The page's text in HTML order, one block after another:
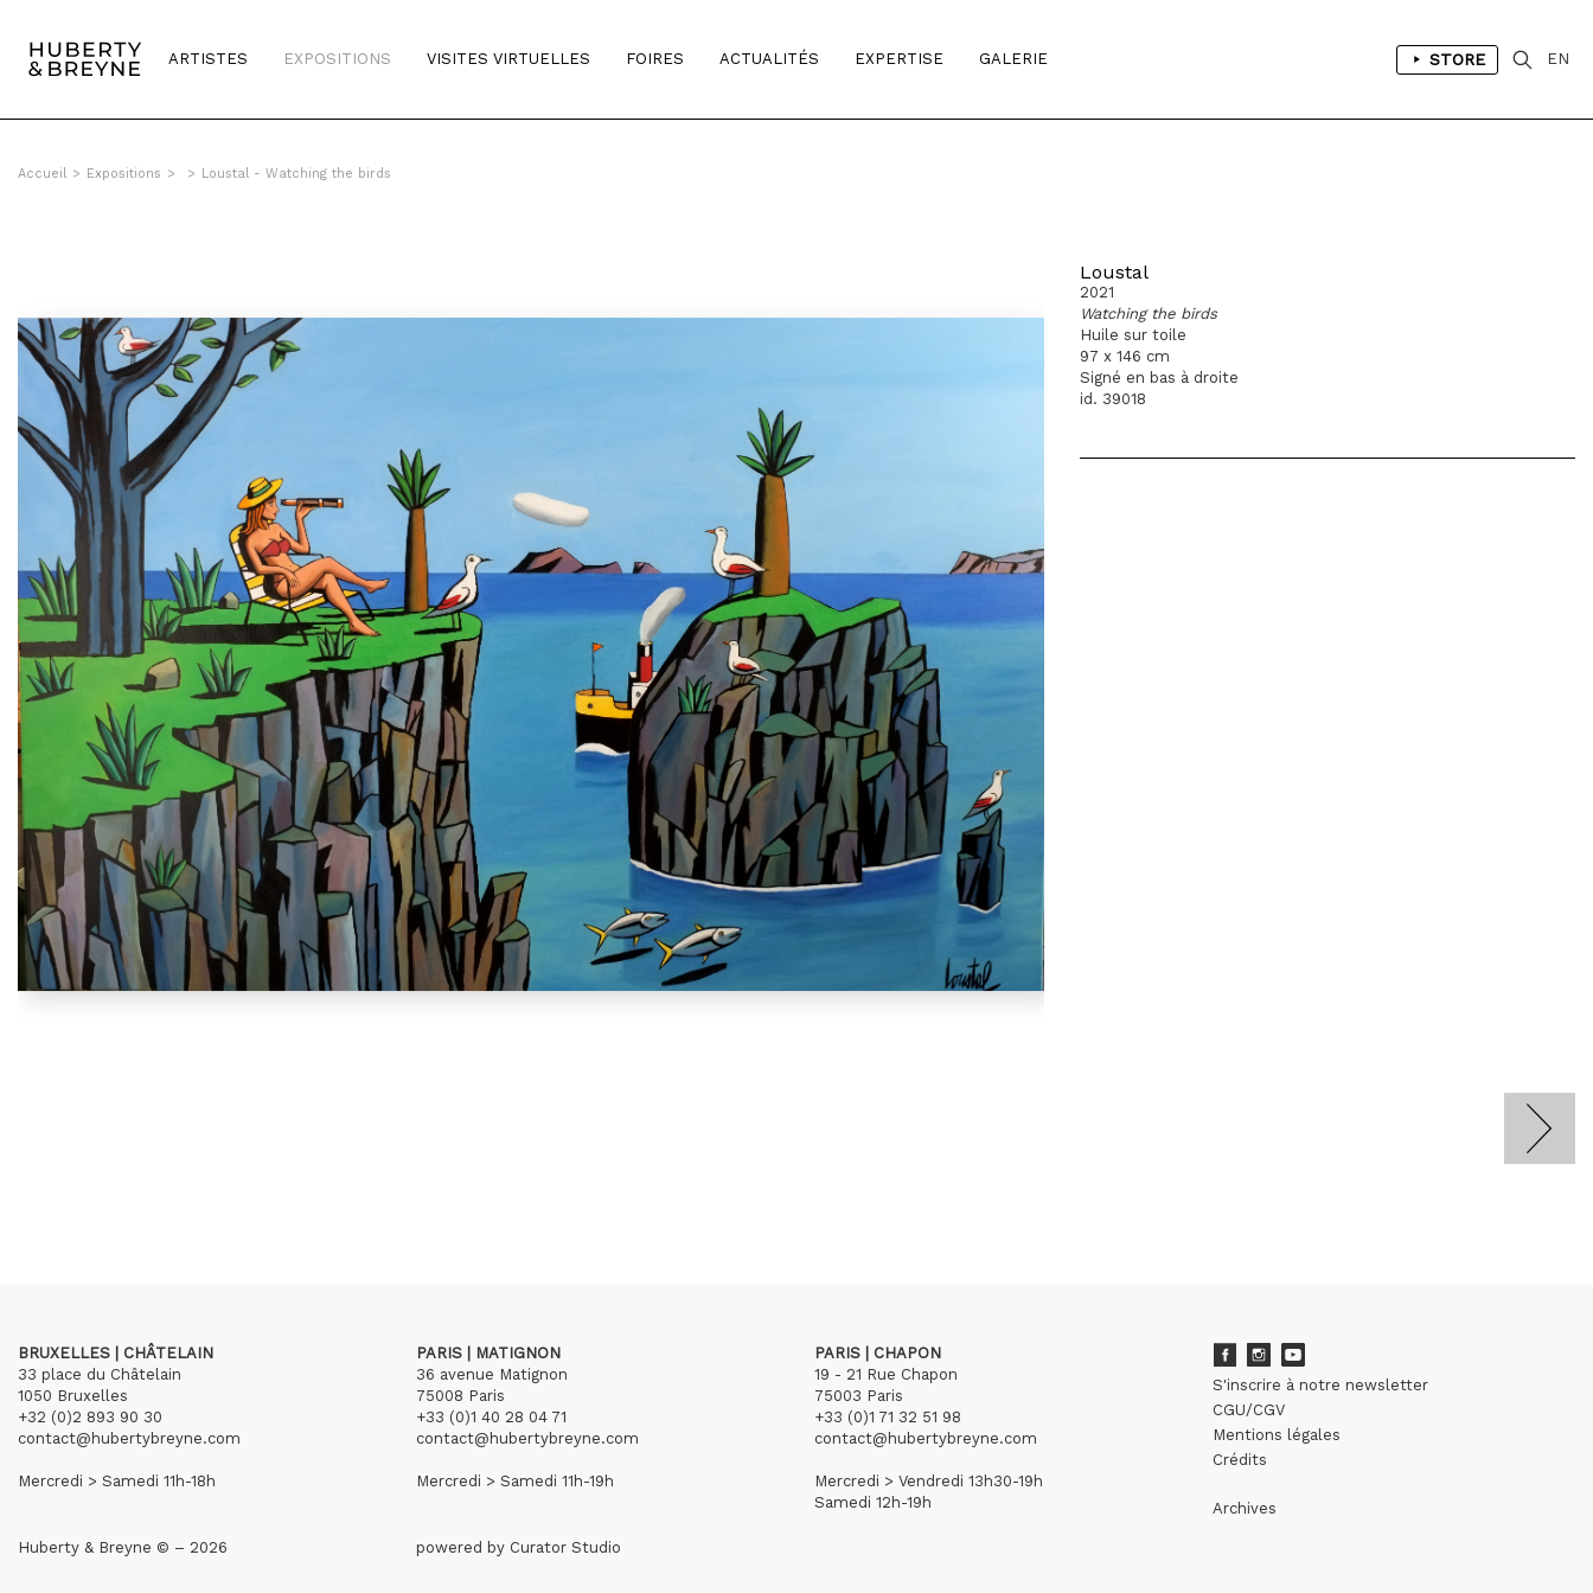
ARTISTES EXPOSITIONS VISITES VIRTUELLES FOIRES ACTUALITÉS EXPERTISE GALERIE STORE EN
Accueil > Expositions > > Loustal - Watching the birds
Loustal
2021
Watching the birds
Huile sur toile
97 x 146 cm
Signé en bas à droite
id. 39018
BRUXELLES | CHÂTELAIN
33 place du Châtelain
1050 Bruxelles
+32 (0)2 893 90 30
contact@hubertybreyne.com
Mercredi > Samedi 11h-18h
PARIS | MATIGNON
36 avenue Matignon
75008 Paris
+33 (0)1 40 28 04 71
contact@hubertybreyne.com
Mercredi > Samedi 11h-19h
PARIS | CHAPON
19 - 21 Rue Chapon
75003 Paris
+33 (0)1 71 32 51 98
contact@hubertybreyne.com
Mercredi > Vendredi 13h30-19h
Samedi 12h-19h
S'inscrire à notre newsletter
CGU/CGV
Mentions légales
Crédits
Archives
Huberty & Breyne © – 2026 powered by Curator Studio